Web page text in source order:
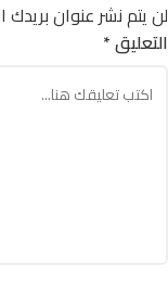
لن يتم نشر عنوان بريدك
التعليق *